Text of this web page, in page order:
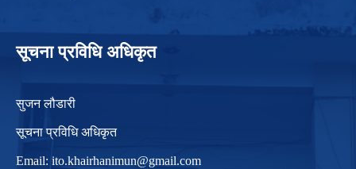
सूचना प्रविधि अधिकृत
सुजन लौडारी
सूचना प्रविधि अधिकृत
Email: ito.khairhanimun@gmail.com